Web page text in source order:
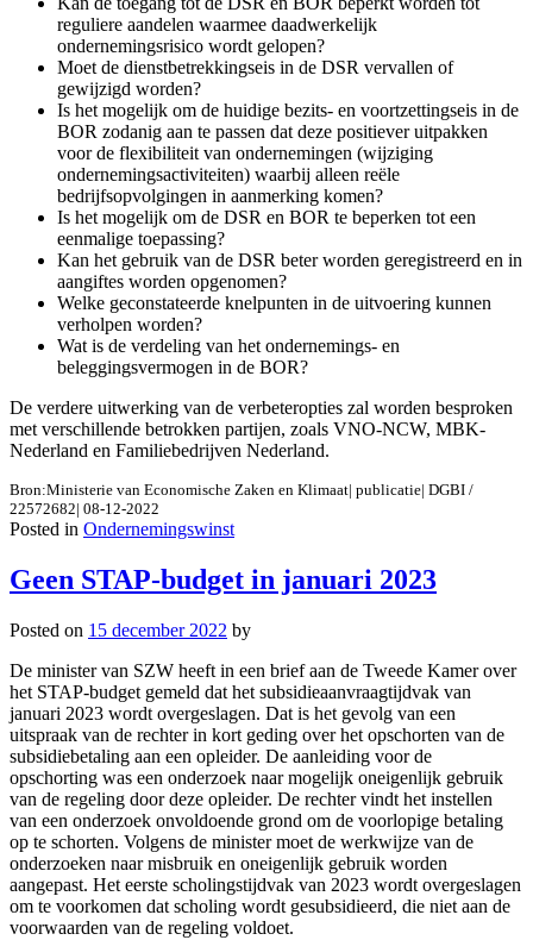
reguliere aandelen waarmee daadwerkelijk
ondernemingsrisico wordt gelopen?
Moet de dienstbetrekkingseis in de DSR vervallen of
gewijzigd worden?
Is het mogelijk om de huidige bezits- en voortzettingseis in de
BOR zodanig aan te passen dat deze positiever uitpakken
voor de flexibiliteit van ondernemingen (wijziging
ondernemingsactiviteiten) waarbij alleen reële
bedrijfsopvolgingen in aanmerking komen?
Is het mogelijk om de DSR en BOR te beperken tot een
eenmalige toepassing?
Kan het gebruik van de DSR beter worden geregistreerd en in
aangiftes worden opgenomen?
Welke geconstateerde knelpunten in de uitvoering kunnen
verholpen worden?
Wat is de verdeling van het ondernemings- en
beleggingsvermogen in de BOR?
De verdere uitwerking van de verbeteropties zal worden besproken
met verschillende betrokken partijen, zoals VNO-NCW, MBK-
Nederland en Familiebedrijven Nederland.
Bron:Ministerie van Economische Zaken en Klimaat| publicatie| DGBI /
22572682| 08-12-2022
Posted in Ondernemingswinst
Geen STAP-budget in januari 2023
Posted on 15 december 2022 by
De minister van SZW heeft in een brief aan de Tweede Kamer over
het STAP-budget gemeld dat het subsidieaanvraagtijdvak van
januari 2023 wordt overgeslagen. Dat is het gevolg van een
uitspraak van de rechter in kort geding over het opschorten van de
subsidiebetaling aan een opleider. De aanleiding voor de
opschorting was een onderzoek naar mogelijk oneigenlijk gebruik
van de regeling door deze opleider. De rechter vindt het instellen
van een onderzoek onvoldoende grond om de voorlopige betaling
op te schorten. Volgens de minister moet de werkwijze van de
onderzoeken naar misbruik en oneigenlijk gebruik worden
aangepast. Het eerste scholingstijdvak van 2023 wordt overgeslagen
om te voorkomen dat scholing wordt gesubsidieerd, die niet aan de
voorwaarden van de regeling voldoet.